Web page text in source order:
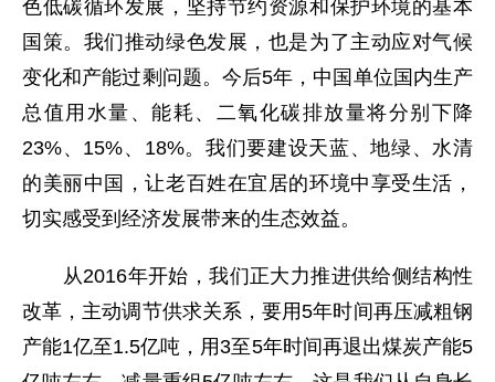
色低碳循环发展，坚持节约资源和保护环境的基本
国策。我们推动绿色发展，也是为了主动应对气候
变化和产能过剩问题。今后5年，中国单位国内生产
总值用水量、能耗、二氧化碳排放量将分别下降
23%、15%、18%。我们要建设天蓝、地绿、水清
的美丽中国，让老百姓在宜居的环境中享受生活，
切实感受到经济发展带来的生态效益。
从2016年开始，我们正大力推进供给侧结构性
改革，主动调节供求关系，要用5年时间再压减粗钢
产能1亿至1.5亿吨，用3至5年时间再退出煤炭产能5